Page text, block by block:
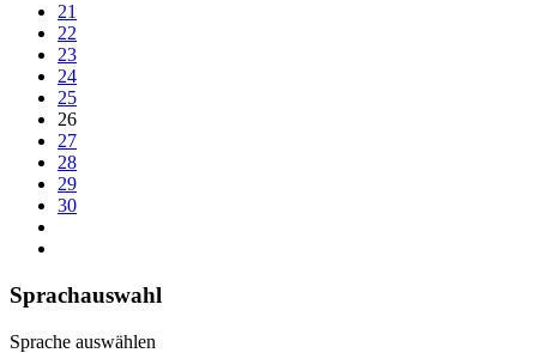
21
22
23
24
25
26
27
28
29
30
Sprachauswahl
Sprache auswählen